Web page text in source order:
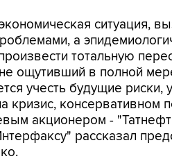
ситуация,
а
тотальную
ощутивший в полной
учесть будущие
кризис, консервативном
акционером -
рассказал